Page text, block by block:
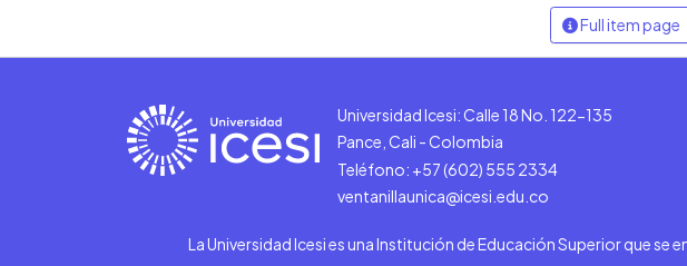
Full item page
Universidad Icesi: Calle 18 No. 122-135
Pance, Cali - Colombia
Teléfono: +57 (602) 555 2334
ventanillaunica@icesi.edu.co
La Universidad Icesi es una Institución de Educación Superior que